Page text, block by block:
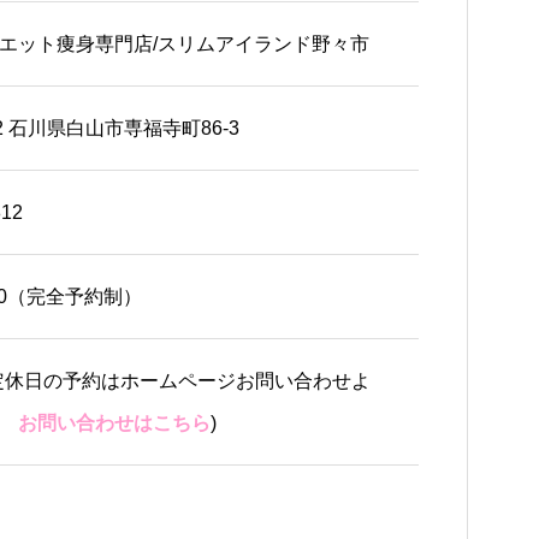
ット痩身専門店/スリムアイランド野々市
石川県白山市専福寺町86-3
完全予約制）
日の予約はホームページお問い合わせよ
お問い合わせはこちら)